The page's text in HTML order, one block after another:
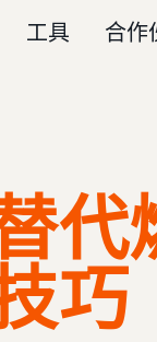
工具 合作
代
巧